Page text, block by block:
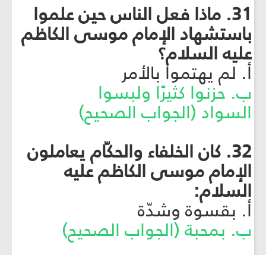
31. ماذا فعل الناس حين علموا
باستشهاد الإمام موسى الكاظم
عليه السلام؟
أ. لم يهتموا بالأمر
ب. حزنوا كثيرًا ولبسوا
السواد (الجواب الصحيح)
32. كان الخلفاء والحكّام يعاملون
الإمام موسى الكاظم عليه
السلام:
أ. بقسوة وشدّة
ب. بمحبة (الجواب الصحيح)